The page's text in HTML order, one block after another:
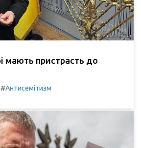
мають пристрасть до
#Антисемітизм